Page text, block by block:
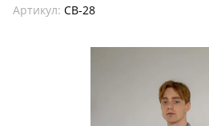
Артикул: СВ-28